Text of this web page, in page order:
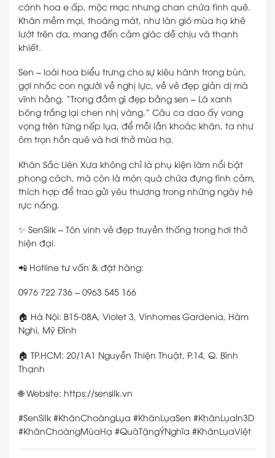
cánh hoa e ấp, mộc mạc nhưng chan chứa tình quê.
Khăn mềm mại, thoáng mát, như làn gió mùa hạ khẽ
lướt trên da, mang đến cảm giác dễ chịu và thanh
khiết.
Sen – loài hoa biểu trưng cho sự kiêu hãnh trong bùn,
gợi nhắc con người về nghị lực, về vẻ đẹp giản dị mà
vĩnh hằng. “Trong đầm gì đẹp bằng sen – Lá xanh
bông trắng lại chen nhị vàng.” Câu ca dao ấy vang
vọng trên từng nếp lụa, để mỗi lần khoác khăn, ta như
ôm trọn hồn quê và hơi thở mùa hạ.
Khăn Sắc Liên Xưa không chỉ là phụ kiện làm nổi bật
phong cách, mà còn là món quà chứa đựng tình cảm,
thích hợp để trao gửi yêu thương trong những ngày hè
rực nắng.
✨ SenSilk – Tôn vinh vẻ đẹp truyền thống trong hơi thở
hiện đại.
📲 Hotline tư vấn & đặt hàng:
0976 722 736 – 0963 545 166
🏠 Hà Nội: B15-08A, Violet 3, Vinhomes Gardenia, Hàm
Nghi, Mỹ Đình
🏠 TP.HCM: 20/1A1 Nguyễn Thiện Thuật, P.14, Q. Bình
Thạnh
🌐 Website: https://sensilk.vn
#SenSilk #KhănChoàngLụa #KhănLụaSen #KhănLụaIn3D
#KhănChoàngMùaHạ #QuàTặngÝNghĩa #KhănLụaViệt